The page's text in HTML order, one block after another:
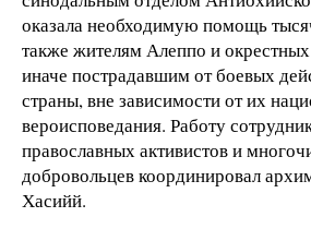
оказала необходимую помощь
также жителям Алеппо и
иначе пострадавшим от боевых
страны, вне зависимости от их
вероисповедания. Работу
православных активистов и
добровольцев координировал
Хасийй.